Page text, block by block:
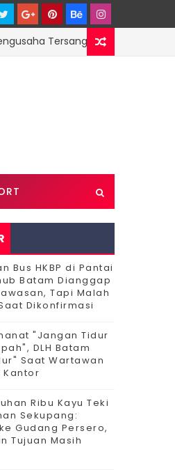
Tersangka Perusak Mangrove
Bus HKBP di Pantai
Batam Dianggap
Tapi Malah
Dikonfirmasi
"Jangan Tidur
DLH Batam
Saat Wartawan
Kantor
Ribu Kayu Teki
Sekupang:
Gudang Persero,
Tujuan Masih